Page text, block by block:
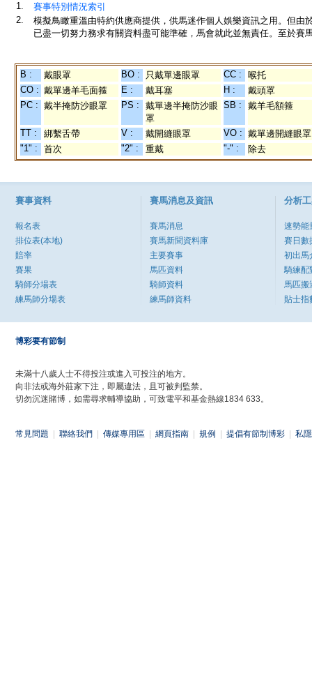
1.
賽事特別情況索引
2.
模擬鳥瞰重溫由特約供應商提供，供馬迷作個人娛樂資訊之用。但
已盡一切努力務求有關資料盡可能準確，馬會就此並無責任。至於賽
B : 戴眼罩 BO : 只戴單邊眼罩 CC :
喉托
CO : 戴單邊羊毛面箍 E : 戴耳塞 H :
戴頭罩
PC : 戴半掩防沙眼罩 PS :
戴單邊半掩防沙眼
罩
SB : 戴羊毛額箍
TT : 綁繫舌帶 V : 戴開縫眼罩 VO : 戴單邊開縫眼罩
"1" :
首次 "2" : 重戴 "-" : 除去
賽事資料
報名表
排位表(本地)
賠率
賽果
騎師分場表
練馬師分場表
賽馬消息及資訊
賽馬消息
賽馬新聞資料庫
主要賽事
馬匹資料
騎師資料
練馬師資料
分析
速勢能
賽日數
初出馬
騎練配
馬匹搬
貼士指
博彩要有節制
未滿十八歲人士不得投注或進入可投注的地方。
向非法或海外莊家下注，即屬違法，且可被判監禁。
切勿沉迷賭博，如需尋求輔導協助，可致電平和基金熱線1834 633。
常見問題 聯絡我們 傳媒專用區 網頁指南 規例 提倡有節制博彩 私